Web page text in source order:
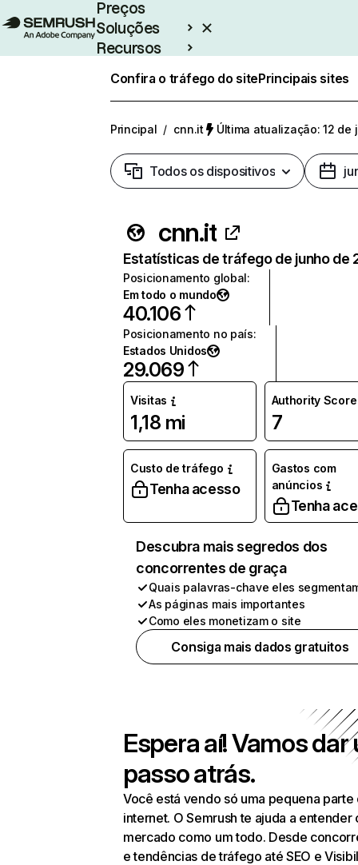
Preços
Soluções
Recursos
Confira o tráfego do sitePrincipais sites
Principal / cnn.it Última atualização: 12 de
Todos os dispositivos
cnn.it
Estatísticas de tráfego de junho de
Posicionamento global:
Em todo o mundo
40.106
Posicionamento no país:
Estados Unidos
29.069
Visitas
1,18 mi
Authority Score
7
Custo de tráfego
Tenha acesso
Gastos com
anúncios
Tenha
Descubra mais segredos dos
concorrentes de graça
Quais palavras-chave eles
As páginas mais importantes
Como eles monetizam o site
Consiga mais dados gratuitos
Espera aí! Vamos dar
passo atrás.
Você está vendo só uma pequena parte
internet. O Semrush te ajuda a entender
mercado como um todo. Desde
e tendências de tráfego até SEO e